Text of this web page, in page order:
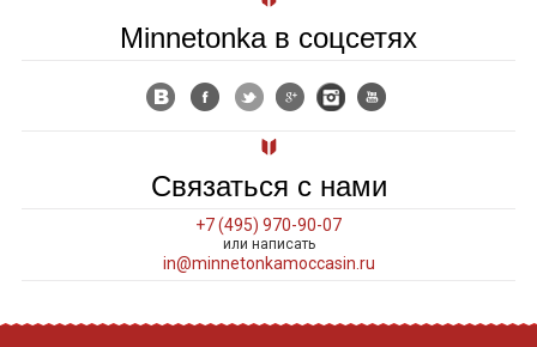
Minnetonka в соцсетях
Связаться с нами
+7 (495) 970-90-07
или написать
in@minnetonkamoccasin.ru